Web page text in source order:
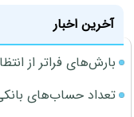
آخرین اخبار
بارش‌های فراتر از
تعداد حساب‌های